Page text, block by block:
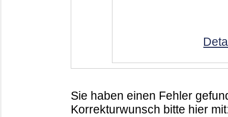
Sie haben einen Fehler
Korrekturwunsch bitte hier